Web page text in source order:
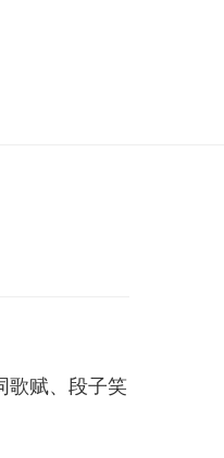
歌赋、段子笑